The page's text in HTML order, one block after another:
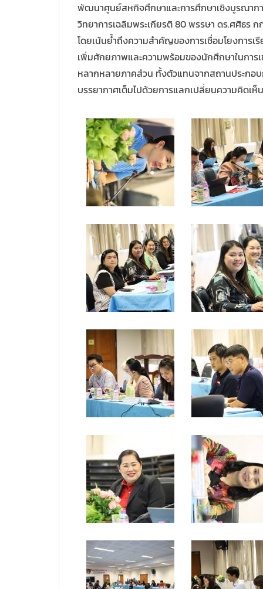
พัฒนาศูนย์สหกิจศึกษาและการศึกษาเชิงบูรณาก
วิทยาการเฉลิมพระเกียรติ 80 พรรษา ดร.ศศิธร
โดยเน้นย้ำถึงความสำคัญของการเชื่อมโยงการ
เพิ่มศักยภาพและความพร้อมของนักศึกษาในการ
หลากหลายภาคส่วน ทั้งตัวแทนจากสถานประกอ
บรรยากาศเต็มไปด้วยการแลกเปลี่ยนความคิดเ